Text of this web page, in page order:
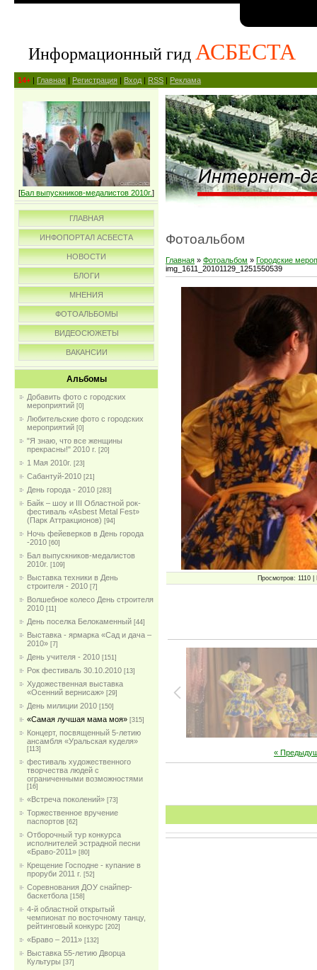
Информационный гид АСБЕСТА
14+ | Главная | Регистрация | Вход | RSS | Реклама
[Бал выпускников-медалистов 2010г.]
ГЛАВНАЯ
ИНФОПОРТАЛ АСБЕСТА
НОВОСТИ
БЛОГИ
МНЕНИЯ
ФОТОАЛЬБОМЫ
ВИДЕОСЮЖЕТЫ
ВАКАНСИИ
Альбомы
Добавить фото с городских
мероприятий [0]
Любительские фото с городских
мероприятий [0]
"Я знаю, что все женщины
прекрасны!" 2010 г. [20]
1 Мая 2010г. [23]
Сабантуй-2010 [21]
День города - 2010 [283]
Байк – шоу и III Областной рок-
фестиваль «Asbest Metal Fest»
(Парк Аттракционов) [94]
Ночь фейеверков в День города
-2010 [60]
Бал выпускников-медалистов
2010г. [109]
Выставка техники в День
строителя - 2010 [7]
Волшебное колесо День строителя
2010 [11]
День поселка Белокаменный [44]
Выставка - ярмарка «Сад и дача –
2010» [7]
День учителя - 2010 [151]
Рок фестиваль 30.10.2010 [13]
Художественная выставка
«Осенний вернисаж» [29]
День милиции 2010 [150]
«Самая лучшая мама моя» [315]
Концерт, посвященный 5-летию
ансамбля «Уральская куделя»
[113]
фестиваль художественного
творчества людей с
ограниченными возможностями
[16]
«Встреча поколений» [73]
Торжественное вручение
паспортов [62]
Отборочный тур конкурса
исполнителей эстрадной песни
«Браво-2011» [80]
Крещение Господне - купание в
проруби 2011 г. [52]
Соревнования ДОУ снайпер-
баскетбола [158]
4-й областной открытый
чемпионат по восточному танцу,
рейтинговый конкурс [202]
«Браво – 2011» [132]
Выставка 55-летию Дворца
Культуры [37]
Фотоальбом
Главная » Фотоальбом » Городские
img_1611_20101129_1251550539
Просмотров: 1110
«